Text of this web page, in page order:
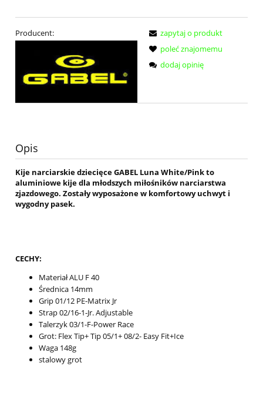
Producent:
zapytaj o produkt
poleć znajomemu
dodaj opinię
Opis
Kije narciarskie dziecięce GABEL Luna White/Pink to
aluminiowe kije dla młodszych miłośników narciarstwa
zjazdowego. Zostały wyposażone w komfortowy uchwyt i
wygodny pasek.
CECHY:
Materiał ALU F 40
Średnica 14mm
Grip 01/12 PE-Matrix Jr
Strap 02/16-1-Jr. Adjustable
Talerzyk 03/1-F-Power Race
Grot: Flex Tip+ Tip 05/1+ 08/2- Easy Fit+Ice
Waga 148g
stalowy grot